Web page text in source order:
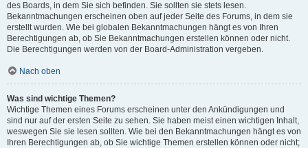
des Boards, in dem Sie sich befinden. Sie sollten sie stets lesen.
Bekanntmachungen erscheinen oben auf jeder Seite des Forums, in dem sie
erstellt wurden. Wie bei globalen Bekanntmachungen hängt es von Ihren
Berechtigungen ab, ob Sie Bekanntmachungen erstellen können oder nicht.
Die Berechtigungen werden von der Board-Administration vergeben.
Nach oben
Was sind wichtige Themen?
Wichtige Themen eines Forums erscheinen unter den Ankündigungen und
sind nur auf der ersten Seite zu sehen. Sie haben meist einen wichtigen Inhalt,
weswegen Sie sie lesen sollten. Wie bei den Bekanntmachungen hängt es von
Ihren Berechtigungen ab, ob Sie wichtige Themen erstellen können oder nicht;